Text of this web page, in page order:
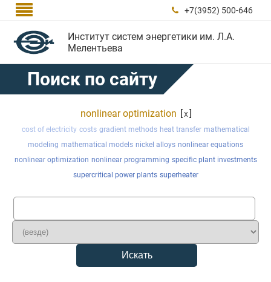
  +7(3952) 500-646
Институт систем энергетики им. Л.А.
Мелентьева
Поиск по сайту
nonlinear optimization [x]
cost of electricity costs gradient methods heat transfer mathematical
modeling mathematical models nickel alloys nonlinear equations
nonlinear optimization nonlinear programming specific plant investments
supercritical power plants superheater